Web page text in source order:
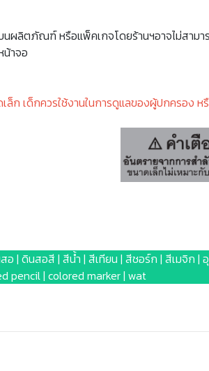
ผลิตภัณฑ์ หรือแพ็คเกจโดยร้านฯอาจไม่สา
าจอ
เด็กควรใช้งานในการดูแลของผู้ปกครอง ห
อ | ดินสอสี | สีน้ำ | สีเทียน | สีชอร์ก | สีเมจิก |
pencil | colored marker | wat